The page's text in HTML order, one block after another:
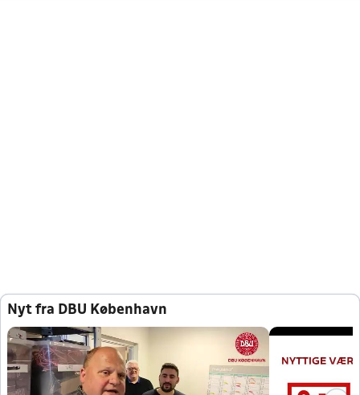
Nyt fra DBU København